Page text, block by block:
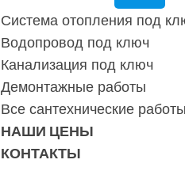
Система отопления под
Водопровод под ключ
Канализация под ключ
Демонтажные работы
Все сантехнические работы
НАШИ ЦЕНЫ
КОНТАКТЫ